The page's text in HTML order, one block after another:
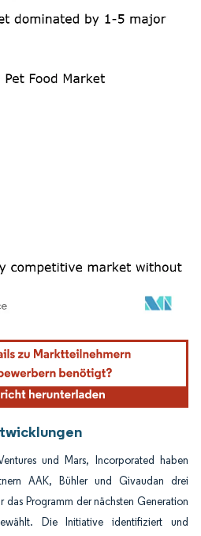
erfordert Namensnennung gemäß
und Mars, Incorporated haben
AAK, Bühler und Givaudan drei
das Programm der nächsten Generation
Die Initiative identifiziert und